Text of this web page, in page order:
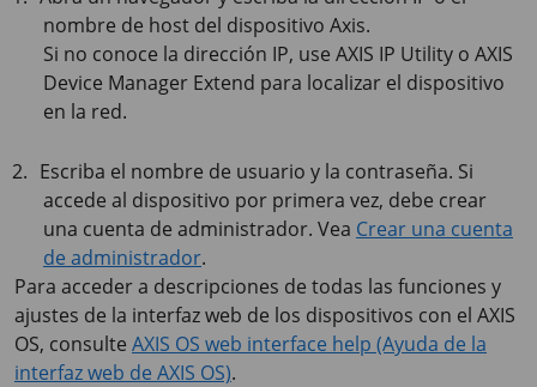
nombre de host del dispositivo Axis.
Si no conoce la dirección IP, use AXIS IP Utility o AXIS
Device Manager Extend para localizar el dispositivo
en la red.
Escriba el nombre de usuario y la contraseña. Si
accede al dispositivo por primera vez, debe crear
una cuenta de administrador. Vea Crear una cuenta
de administrador.
Para acceder a descripciones de todas las funciones y
ajustes de la interfaz web de los dispositivos con el AXIS
OS, consulte AXIS OS web interface help (Ayuda de la
interfaz web de AXIS OS).